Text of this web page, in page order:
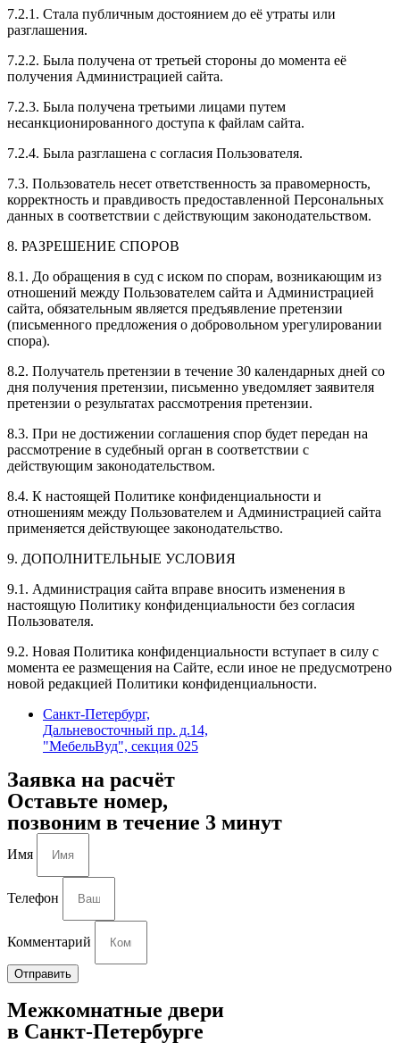
7.2.1. Стала публичным достоянием до её утраты или
разглашения.
7.2.2. Была получена от третьей стороны до момента её
получения Администрацией сайта.
7.2.3. Была получена третьими лицами путем
несанкционированного доступа к файлам сайта.
7.2.4. Была разглашена с согласия Пользователя.
7.3. Пользователь несет ответственность за правомерность,
корректность и правдивость предоставленной Персональных
данных в соответствии с действующим законодательством.
8. РАЗРЕШЕНИЕ СПОРОВ
8.1. До обращения в суд с иском по спорам, возникающим из
отношений между Пользователем сайта и Администрацией
сайта, обязательным является предъявление претензии
(письменного предложения о добровольном урегулировании
спора).
8.2. Получатель претензии в течение 30 календарных дней со
дня получения претензии, письменно уведомляет заявителя
претензии о результатах рассмотрения претензии.
8.3. При не достижении соглашения спор будет передан на
рассмотрение в судебный орган в соответствии с
действующим законодательством.
8.4. К настоящей Политике конфиденциальности и
отношениям между Пользователем и Администрацией сайта
применяется действующее законодательство.
9. ДОПОЛНИТЕЛЬНЫЕ УСЛОВИЯ
9.1. Администрация сайта вправе вносить изменения в
настоящую Политику конфиденциальности без согласия
Пользователя.
9.2. Новая Политика конфиденциальности вступает в силу с
момента ее размещения на Сайте, если иное не предусмотрено
новой редакцией Политики конфиденциальности.
Санкт-Петербург,
Дальневосточный пр. д.14,
"МебельВуд", секция 025
Заявка на расчёт
Оставьте номер,
позвоним в течение 3 минут
Имя
Телефон
Комментарий
Отправить
Межкомнатные двери
в Санкт-Петербурге